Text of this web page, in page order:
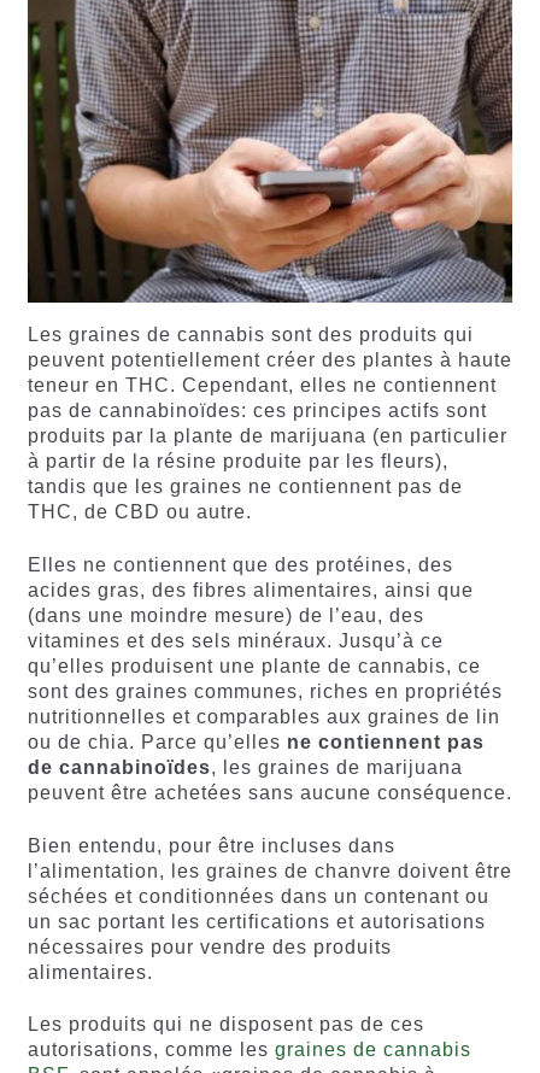
Les graines de cannabis sont des produits qui
peuvent potentiellement créer des plantes à haute
teneur en THC. Cependant, elles ne contiennent
pas de cannabinoïdes: ces principes actifs sont
produits par la plante de marijuana (en particulier
à partir de la résine produite par les fleurs),
tandis que les graines ne contiennent pas de
THC, de CBD ou autre.
Elles ne contiennent que des protéines, des
acides gras, des fibres alimentaires, ainsi que
(dans une moindre mesure) de l’eau, des
vitamines et des sels minéraux. Jusqu’à ce
qu’elles produisent une plante de cannabis, ce
sont des graines communes, riches en propriétés
nutritionnelles et comparables aux graines de lin
ou de chia. Parce qu’elles ne contiennent pas
de cannabinoïdes, les graines de marijuana
peuvent être achetées sans aucune conséquence.
Bien entendu, pour être incluses dans
l’alimentation, les graines de chanvre doivent être
séchées et conditionnées dans un contenant ou
un sac portant les certifications et autorisations
nécessaires pour vendre des produits
alimentaires.
Les produits qui ne disposent pas de ces
autorisations, comme les graines de cannabis